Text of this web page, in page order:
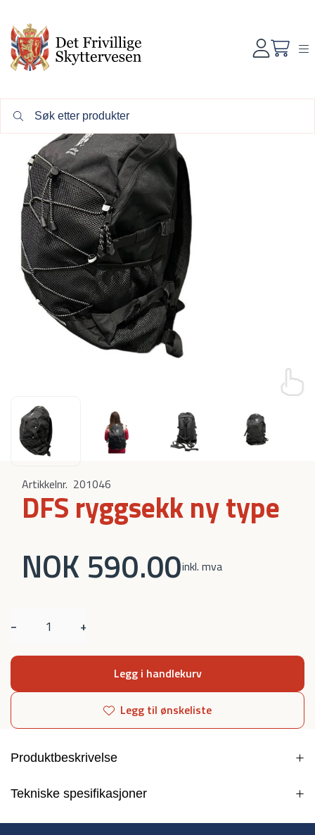
Artikkelnr. 201046
DFS ryggsekk ny type
NOK 590.00inkl. mva
− +
Legg i handlekurv
Legg til ønskeliste
Produktbeskrivelse
Tekniske spesifikasjoner